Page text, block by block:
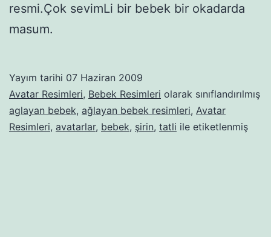
resmi.Çok sevimLi bir bebek bir okadarda
masum.
Yayım tarihi 07 Haziran 2009
Avatar Resimleri, Bebek Resimleri olarak sınıflandırılmış
aglayan bebek, ağlayan bebek resimleri, Avatar
Resimleri, avatarlar, bebek, şirin, tatli ile etiketlenmiş